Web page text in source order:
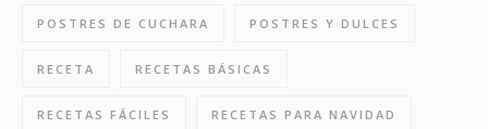
POSTRES DE CUCHARA POSTRES Y DULCES
RECETA RECETAS BÁSICAS
RECETAS FÁCILES RECETAS PARA NAVIDAD